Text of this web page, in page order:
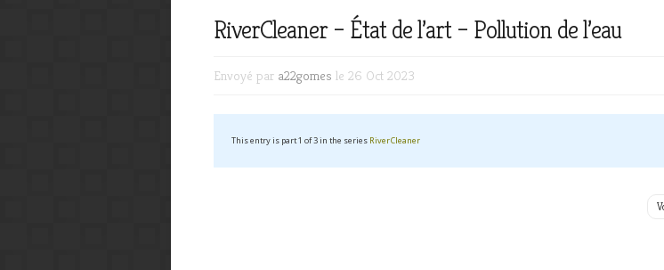
RiverCleaner – État de l’art – Pollution de l’eau
Envoyé par a22gomes le 26 Oct 2023
This entry is part 1 of 3 in the series RiverCleaner